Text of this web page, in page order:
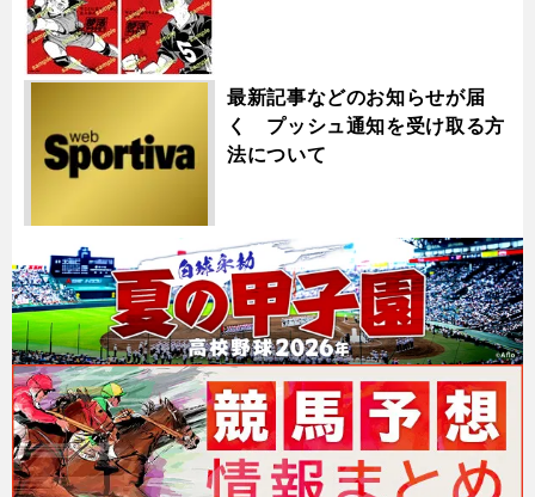
最新記事などのお知らせが届
く プッシュ通知を受け取る方
法について